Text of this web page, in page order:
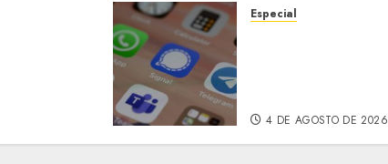
0
Especial
4 DE AGOSTO DE 2026